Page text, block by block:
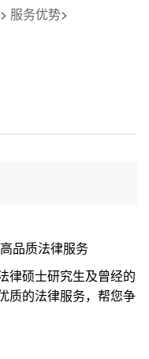
> 服务优势>
品质法律服务
律硕士研究生及曾经的
质的法律服务，帮您争